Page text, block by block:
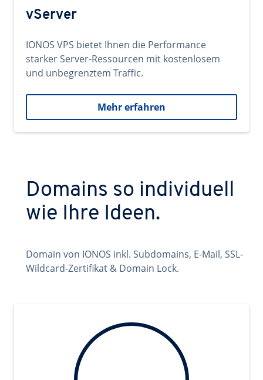
vServer
IONOS VPS bietet Ihnen die Performance
starker Server-Ressourcen mit kostenlosem
und unbegrenztem Traffic.
Mehr erfahren
Domains so individuell
wie Ihre Ideen.
Domain von IONOS inkl. Subdomains, E-Mail, SSL-
Wildcard-Zertifikat & Domain Lock.